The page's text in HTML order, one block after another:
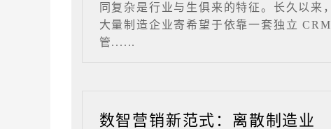
同复杂是行业与生俱来的特征。长久以来，
大量制造企业寄希望于依靠一套独立 CRM
管......
数智营销新范式：离散制造业